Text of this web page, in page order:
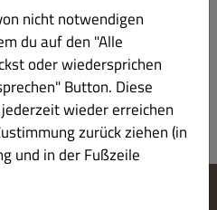
überbakcen
nicht notwendigen
du auf den "Alle
oder wiedersprichen
Button. Diese
wieder erreichen
zurück ziehen (in
und in der Fußzeile